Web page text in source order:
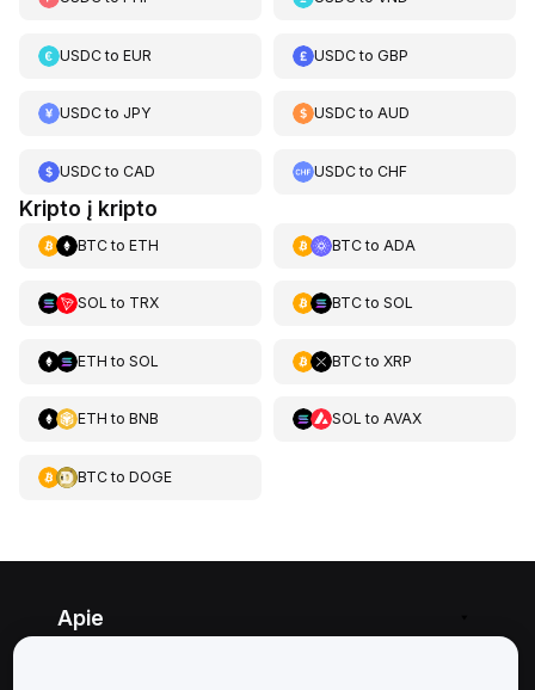
USDCto EUR USDCtoGBP
USDCto JPY USDCtoAUD
USDCto CAD USDCtoCHF
Kripto į kripto
BTCto ETH BTCto ADA
SOL to TRX BTCto SOL
ETH to SOL BTCto XRP
ETH to BNB SOL to AVAX
BTCto DOGE
Apie